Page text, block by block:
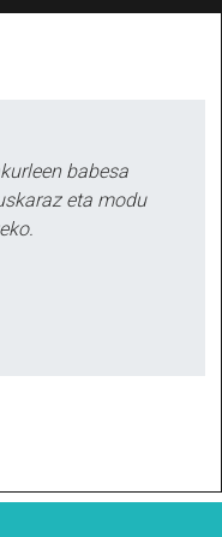
babesa
eta modu